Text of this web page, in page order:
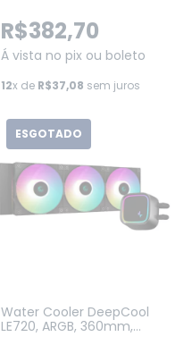
BKAMMN-G-1)
R$382,70
Á vista no pix ou boleto
12x de R$37,08 sem juros
ESGOTADO
Water Cooler DeepCool
LE720, ARGB, 360mm,